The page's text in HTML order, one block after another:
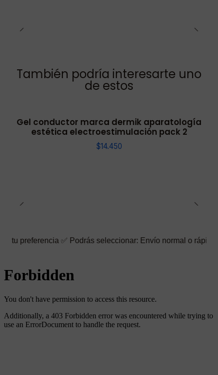
También podría interesarte uno
de estos
Gel conductor marca dermik aparatología
estética electroestimulación pack 2
$14.450
✅ Podrás seleccionar: Envío normal o rápido ☑️